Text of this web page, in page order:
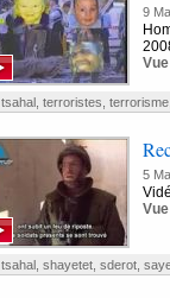
9
tsahal, terroristes terrorisme,
5
tsahal, shayetet, sderot,